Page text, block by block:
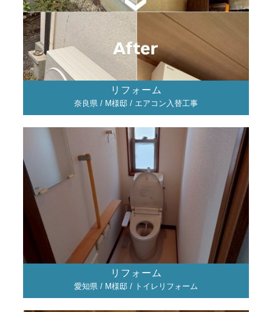
リフォーム
奈良県 / M様邸 / エアコン入替工事
リフォーム
愛知県 / M様邸 / トイレリフォーム